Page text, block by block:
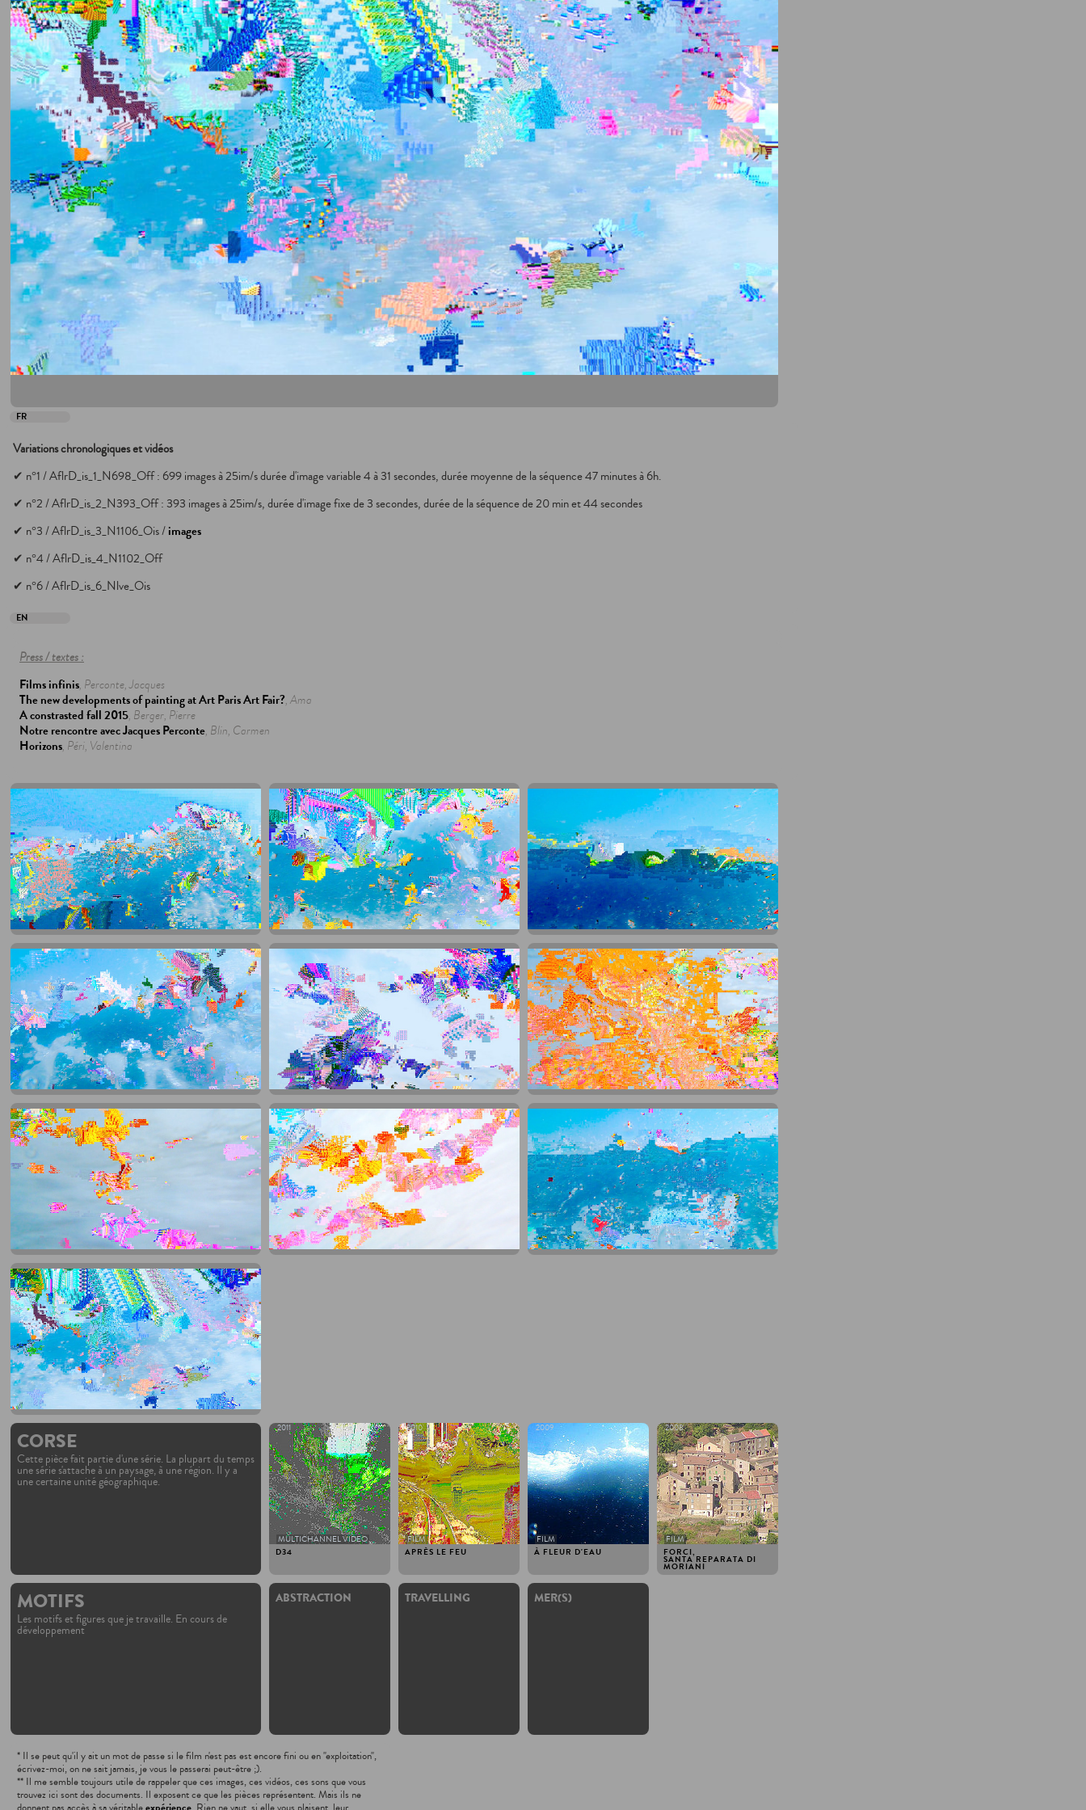
FR
Variations chronologiques et vidéos
✔︎ n°1 / AflrD_is_1_N698_Off : 699 images à 25im/s durée d'image variable 4 à 31 secondes, durée moyenne de la séquence 47 minutes à 6h.
✔︎ n°2 / AflrD_is_2_N393_Off : 393 images à 25im/s, durée d'image fixe de 3 secondes, durée de la séquence de 20 min et 44 secondes
✔︎ n°3 / AflrD_is_3_N1106_Ois / images
✔︎ n°4 / AflrD_is_4_N1102_Off
✔︎ n°6 / AflrD_is_6_Nlve_Ois
EN
Press / textes :
Films infinis, Perconte, Jacques
The new developments of painting at Art Paris Art Fair?, Ama
A constrasted fall 2015, Berger, Pierre
Notre rencontre avec Jacques Perconte, Blin, Carmen
Horizons, Péri, Valentina
CORSE
Cette pièce fait partie d'une série. La plupart du temps
une série s'attache à un paysage, à une région. Il y a
une certaine unité géographique.
D34
2011
MULTICHANNEL VIDEO
APRÈS LE FEU
2010
FILM
À FLEUR D'EAU
2009
FILM
FORCI,
SANTA REPARATA DI
MORIANI
2008
FILM
MOTIFS
Les motifs et figures que je travaille. En cours de
développement
ABSTRACTION TRAVELLING MER(S)
* Il se peut qu'il y ait un mot de passe si le film n'est pas est encore fini ou en "exploitation",
écrivez-moi, on ne sait jamais, je vous le passerai peut-être ;).
** Il me semble toujours utile de rappeler que ces images, ces vidéos, ces sons que vous
trouvez ici sont des documents. Il exposent ce que les pièces représentent. Mais ils ne
donnent pas accès à sa véritableexpérience . Rien ne vaut, si elle vous plaisent, leur